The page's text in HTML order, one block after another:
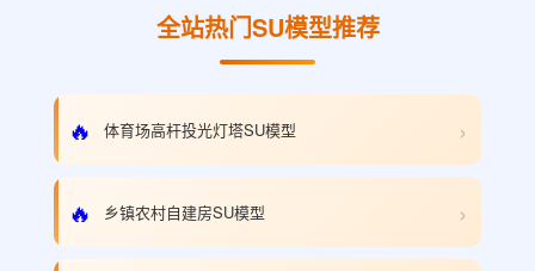
全站热门SU模型推荐
🔥 体育场高杆投光灯塔SU模型 ›
🔥 乡镇农村自建房SU模型 ›